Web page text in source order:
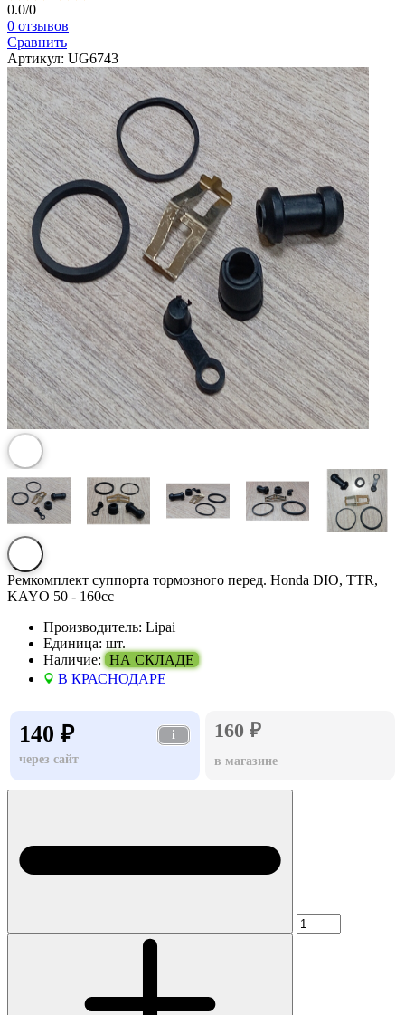
0.0/0
0 отзывов
Сравнить
Артикул: UG6743
Ремкомплект суппорта тормозного перед. Honda DIO, TTR,
KAYO 50 - 160cc
Производитель: Lipai
Единица: шт.
Наличие: НА СКЛАДЕ
В КРАСНОДАРЕ
140 ₽
i
через сайт
160 ₽
в магазине